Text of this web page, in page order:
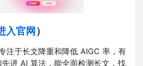
入官网 ）
专注于长文降重和降低 AIGC 率，有
进 AI 算法，能全面检测长文，找